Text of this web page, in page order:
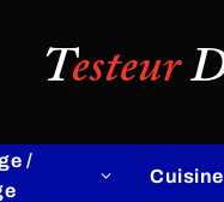
/
Cuisine